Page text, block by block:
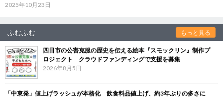
2025年10月23日
ふむふむ もっと見る
四日市の公害克服の歴史を伝える絵本『スモックリン』制作プ
ロジェクト クラウドファンディングで支援を募集
2026年8月5日
「中東発」値上げラッシュが本格化 飲食料品値上げ、約3年ぶりの多さに